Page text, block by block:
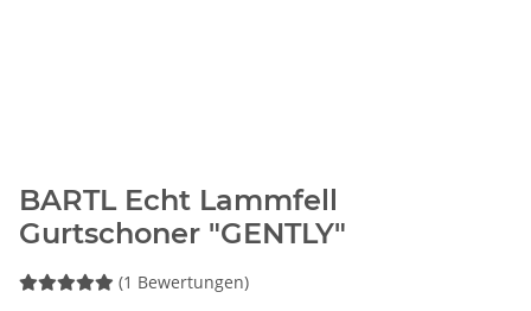
BARTL Echt Lammfell
Gurtschoner "GENTLY"
(1 Bewertungen)